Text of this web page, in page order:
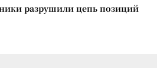
разрушили цепь позиций